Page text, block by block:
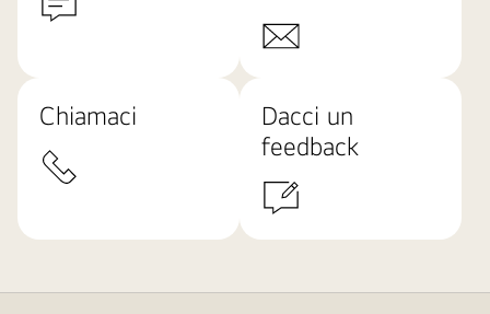
Chiamaci
Dacci un
feedback